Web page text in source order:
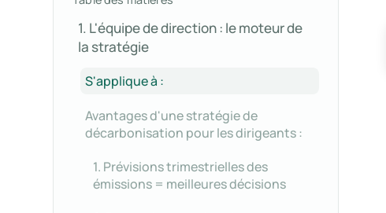
1. L'équipe de direction : le moteur de
la stratégie
S'applique à :
Avantages d'une stratégie de
décarbonisation pour les dirigeants :
1. Prévisions trimestrielles des
émissions = meilleures décisions